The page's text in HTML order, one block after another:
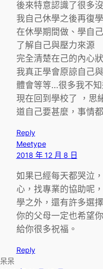
後來特意認識了很多
我自己休學之後再復學
在休學期間做、學自
了解自己與壓力來源
完全清楚在己的內心
我真正學會原諒自己
體會等等…很多我不
現在回到學校了 ，思
道自己要甚麼，事情
Reply
Meetype
2018 年 12 月 8 日
如果已經每天都哭泣
心，找專業的協助呢
學之外，還有許多選
你的父母一定也希望
給你很多祝福。
Reply
呆呆